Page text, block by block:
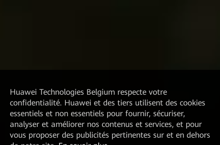
Huawei Technologies Belgium respecte votre
confidentialité. Huawei et des tiers utilisent des cookies
essentiels et non essentiels pour fournir, sécuriser,
analyser et améliorer nos contenus et services, et pour
vous proposer des publicités pertinentes sur et en dehors